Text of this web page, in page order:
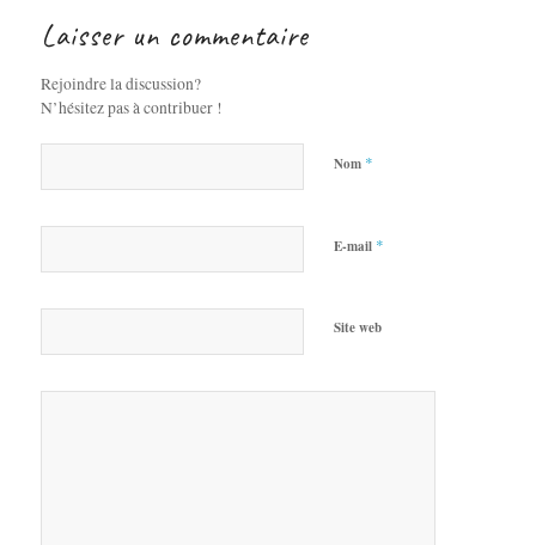
Laisser un commentaire
Rejoindre la discussion?
N’hésitez pas à contribuer !
Nom *
E-mail *
Site web